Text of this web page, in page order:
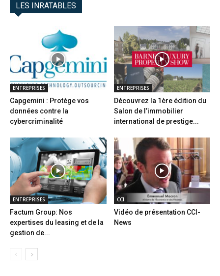
LES INRATABLES
ENTREPRISES
Capgemini : Protège vos
données contre la
cybercriminalité
ENTREPRISES
Découvrez la 1ère édition du
Salon de l’immobilier
international de prestige...
ENTREPRISES
Factum Group: Nos
expertises du leasing et de la
gestion de...
CCI
Vidéo de présentation CCI-
News